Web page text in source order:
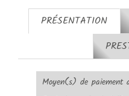
PRÉSENTATION
Moyen(s) de paiement